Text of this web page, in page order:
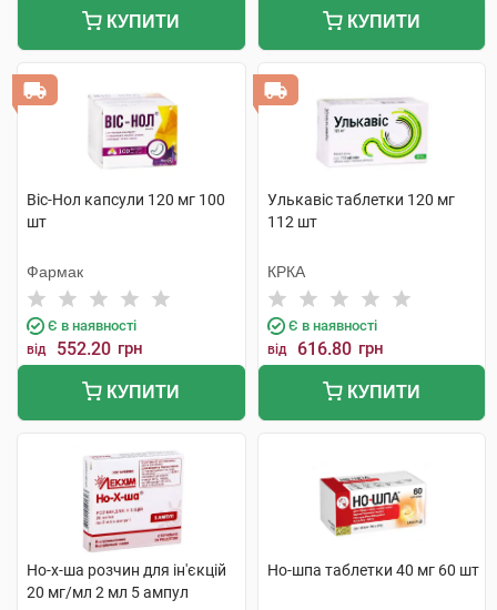
КУПИТИ КУПИТИ
Віс-Нол капсули 120 мг 100
шт
Фармак
Є в наявності
від 552.20 грн
КУПИТИ
Улькавіс таблетки 120 мг
112 шт
КРКА
Є в наявності
від 616.80 грн
КУПИТИ
Но-х-ша розчин для ін'єкцій
20 мг/мл 2 мл 5 ампул
Но-шпа таблетки 40 мг 60 шт